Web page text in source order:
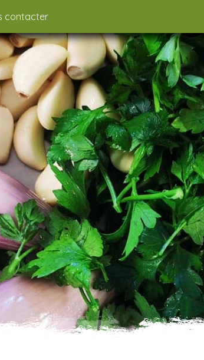
contacter